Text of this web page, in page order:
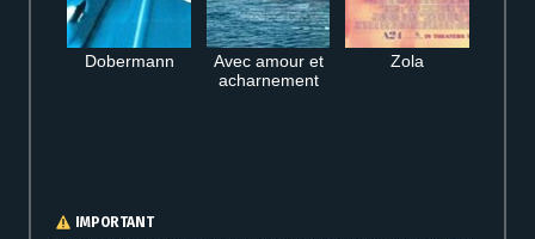
Dobermann
Avec amour et
acharnement
Zola
IMPORTANT